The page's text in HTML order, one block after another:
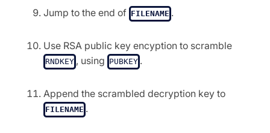
Jump to the end of FILENAME .
Use RSA public key encyption to scramble
RNDKEY , using PUBKEY .
Append the scrambled decryption key to
FILENAME .